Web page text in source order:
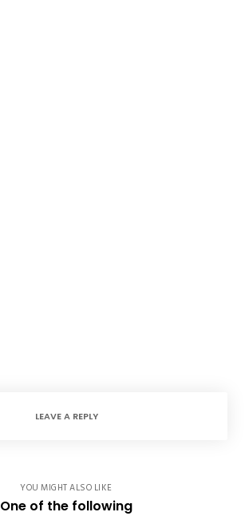
LEAVE A REPLY
YOU MIGHT ALSO LIKE
One of the following